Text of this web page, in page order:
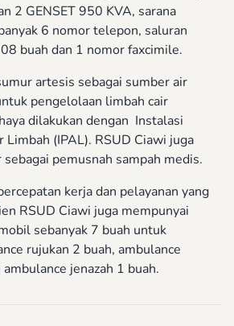
2 GENSET 950 KVA, sarana
6 nomor telepon, saluran
buah dan 1 nomor faxcimile.
artesis sebagai sumber air
pengelolaan limbah cair
dilakukan dengan Instalasi
Limbah (IPAL). RSUD Ciawi juga
pemusnah sampah medis.
kerja dan pelayanan yang
RSUD Ciawi juga mempunyai
sebanyak 7 buah untuk
rujukan 2 buah, ambulance
jenazah 1 buah.